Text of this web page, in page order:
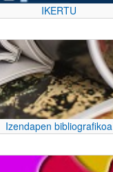
IKERTU
Izendapen bibliografikoa